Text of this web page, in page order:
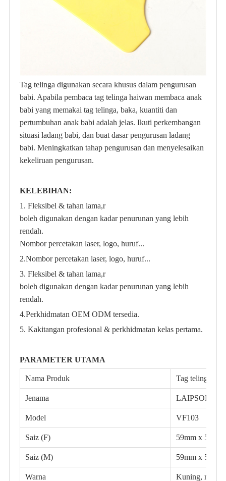
Tag telinga digunakan secara khusus dalam pengurusan
babi. Apabila pembaca tag telinga haiwan membaca anak
babi yang memakai tag telinga, baka, kuantiti dan
pertumbuhan anak babi adalah jelas. Ikuti perkembangan
situasi ladang babi, dan buat dasar pengurusan ladang
babi. Meningkatkan tahap pengurusan dan menyelesaikan
kekeliruan pengurusan.
KELEBIHAN:
1. Fleksibel & tahan lama,r
boleh digunakan dengan kadar penurunan yang lebih
rendah.
Nombor percetakan laser, logo, huruf...
2.Nombor percetakan laser, logo, huruf...
3. Fleksibel & tahan lama,r
boleh digunakan dengan kadar penurunan yang lebih
rendah.
4.Perkhidmatan OEM ODM tersedia.
5. Kakitangan profesional & perkhidmatan kelas pertama.
PARAMETER UTAMA
Nama Produk Tag telinga
Jenama LAIPSON
Model VF103
Saiz (F) 59mm x 57mm
Saiz (M) 59mm x 57mm
Warna Kuning,